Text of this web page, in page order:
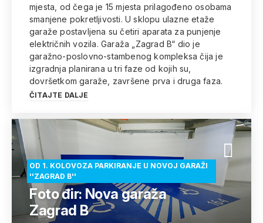
mjesta, od čega je 15 mjesta prilagođeno osobama
smanjene pokretljivosti. U sklopu ulazne etaže
garaže postavljena su četiri aparata za punjenje
električnih vozila. Garaža „Zagrad B“ dio je
garažno-poslovno-stambenog kompleksa čija je
izgradnja planirana u tri faze od kojih su,
dovršetkom garaže, završene prva i druga faza.
ČITAJTE DALJE
OD 1. KOLOVOZA PARKIRANJE U NOVOJ GARAŽI
''ZAGRAD B''
Foto đir: Nova garaža
Zagrad B